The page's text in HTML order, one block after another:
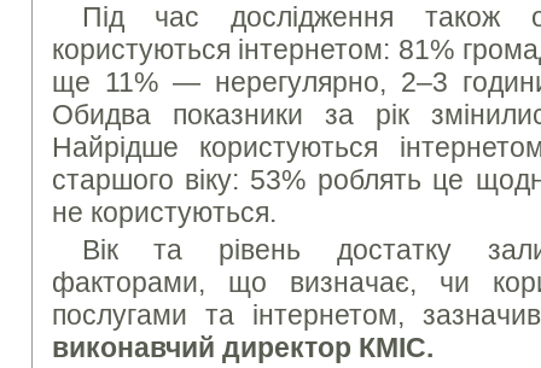
Під час дослідження також
користуються інтернетом: 81%
ще 11% — нерегулярно, 2–3
Обидва показники за рік
Найрідше користуються
старшого віку: 53% роблять це
не користуються.
Вік та рівень достатку
факторами, що визначає, чи
послугами та інтернетом,
виконавчий директор КМІС.